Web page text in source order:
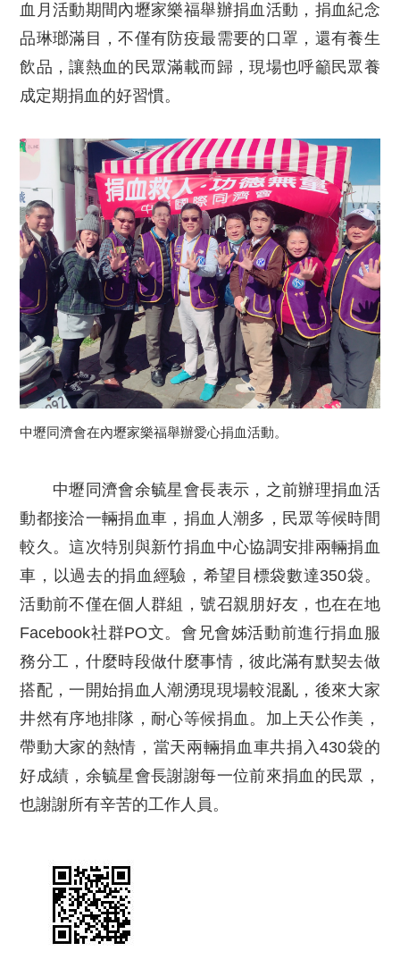
血月活動期間內壢家樂福舉辦捐血活動，捐血紀念
品琳瑯滿目，不僅有防疫最需要的口罩，還有養生
飲品，讓熱血的民眾滿載而歸，現場也呼籲民眾養
成定期捐血的好習慣。
中壢同濟會在內壢家樂福舉辦愛心捐血活動。
中壢同濟會余毓星會長表示，之前辦理捐血活
動都接洽一輛捐血車，捐血人潮多，民眾等候時間
較久。這次特別與新竹捐血中心協調安排兩輛捐血
車，以過去的捐血經驗，希望目標袋數達350袋。
活動前不僅在個人群組，號召親朋好友，也在在地
Facebook社群PO文。會兄會姊活動前進行捐血服
務分工，什麼時段做什麼事情，彼此滿有默契去做
搭配，一開始捐血人潮湧現現場較混亂，後來大家
井然有序地排隊，耐心等候捐血。加上天公作美，
帶動大家的熱情，當天兩輛捐血車共捐入430袋的
好成績，余毓星會長謝謝每一位前來捐血的民眾，
也謝謝所有辛苦的工作人員。